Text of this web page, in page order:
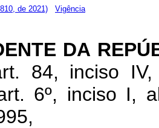
de 2021) Vigência
DA
84, inciso
6º, inciso I,